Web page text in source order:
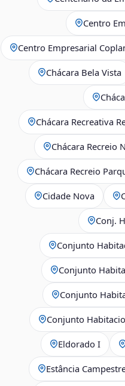
Centro
Centro Empresarial
Chácara Bela Vista
Chácara Recreativa
Chácara Recreio
Chácara Recreio
Cidade Nova
Conj.
Conjunto
Conjunto
Conjunto
Conjunto
Eldorado I
Estância